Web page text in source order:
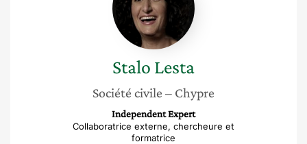
Stalo Lesta
Société civile – Chypre
Independent Expert
Collaboratrice externe, chercheure et
formatrice